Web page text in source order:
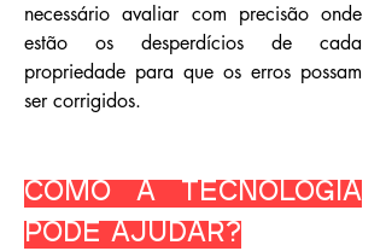
necessário avaliar com precisão onde
estão os desperdícios de cada
propriedade para que os erros possam
ser corrigidos.
Como a tecnologia
pode ajudar?